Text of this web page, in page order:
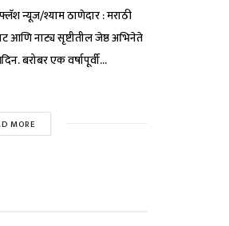
न्यूज/श्याम ठाणेदार : मराठी
आणि नाट्य सृष्टीतील जेष्ठ अभिनेते
बरोबर एक वर्षापूर्वी...
MORE